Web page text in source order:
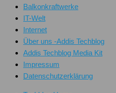
Balkonkraftwerke
IT-Welt
Internet
Über uns -Addis Techblog
Addis Techblog Media Kit
Impressum
Datenschutzerklärung